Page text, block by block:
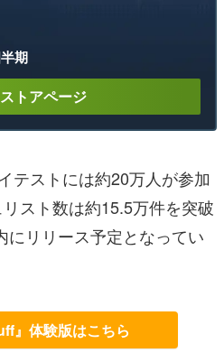
期
トアページ
テストには約20万人が参加
スト数は約15.5万件を突破
にリリース予定となってい
』体験版はこちら